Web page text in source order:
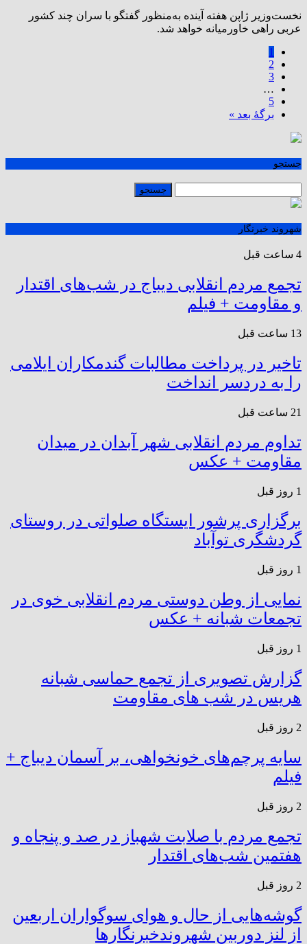
نخست‌وزیر ژاپن هفته آینده به‌منظور گفتگو با سران چند کشور
عربی راهی خاورمیانه خواهد شد.
1
2
3
…
5
برگهٔ بعد »
جستجو
شهروند خبرنگار
4 ساعت قبل
تجمع مردم انقلابی دیباج در شب‌های اقتدار
و مقاومت + فیلم
13 ساعت قبل
تاخیر در پرداخت مطالبات گندمکاران ایلامی
را به دردسر انداخت
21 ساعت قبل
تداوم مردم انقلابی شهر آبدان در میدان
مقاومت + عکس
1 روز قبل
برگزاری پرشور ایستگاه صلواتی در روستای
گردشگری توآباد
1 روز قبل
نمایی از وطن دوستی مردم انقلابی خوی در
تجمعات شبانه + عکس
1 روز قبل
گزارش تصویری از تجمع حماسی شبانه
هریس در شب های مقاومت
2 روز قبل
سایه پرچم‌های خونخواهی، بر آسمان دیباج +
فیلم
2 روز قبل
تجمع مردم با صلابت شهباز در صد و پنجاه و
هفتمین شب‌های اقتدار
2 روز قبل
گوشه‌هایی از حال و هوای سوگواران اربعین
از لنز دوربین شهروندخبرنگار‌ها